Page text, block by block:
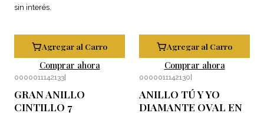
sin interés.
Agregar al Carro
Comprar ahora
Agregar al Carro
Comprar ahora
0000011142133
GRAN ANILLO
CINTILLO 7
0000011142130
ANILLO TÚ Y YO
DIAMANTE OVAL EN